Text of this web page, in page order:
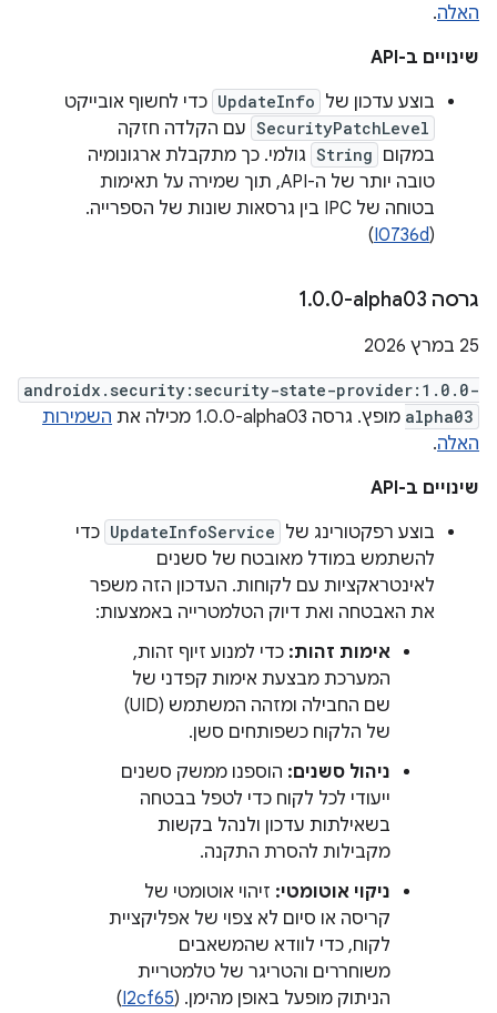
האלה.
שינויים ב-API
בוצע עדכון של UpdateInfo כדי לחשוף אובייקט
SecurityPatchLevel עם הקלדה חזקה
במקום String גולמי. כך מתקבלת ארגונומיה
טובה יותר של ה-API, תוך שמירה על תאימות
בטוחה של IPC בין גרסאות שונות של הספרייה.
(
I0736d
)
גרסה ‎1 .0.0-alpha03
‫25 במרץ 2026
androidx.security:security-state-provider:1.0.0-
alpha03 מופץ. גרסה ‎1.0.0-alpha03 מכילה את
השמירות
האלה.
שינויים ב-API
בוצע רפקטורינג של UpdateInfoService כדי
להשתמש במודל מאובטח של סשנים
לאינטראקציות עם לקוחות. העדכון הזה משפר
את האבטחה ואת דיוק הטלמטרייה באמצעות:
אימות זהות: כדי למנוע זיוף זהות,
המערכת מבצעת אימות קפדני של
שם החבילה ומזהה המשתמש (UID)
של הלקוח כשפותחים סשן.
ניהול סשנים: הוספנו ממשק סשנים
ייעודי לכל לקוח כדי לטפל בבטחה
בשאילתות עדכון ולנהל בקשות
מקבילות להסרת התקנה.
ניקוי אוטומטי: זיהוי אוטומטי של
קריסה או סיום לא צפוי של אפליקציית
לקוח, כדי לוודא שהמשאבים
משוחררים והטריגר של טלמטריית
הניתוק מופעל באופן מהימן. (I2cf65
)